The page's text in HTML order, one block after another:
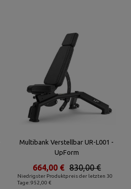
Multibank Verstellbar UR-L001 -
UpForm
Niedrigster Produktpreis der letzten 30
Tage: 952,00 €
830,00 €
664,00 €